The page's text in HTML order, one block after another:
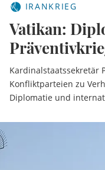
IRANKRIEG
Vatikan:
Kardinalstaatssekretär
Konfliktparteien zu
Diplomatie und